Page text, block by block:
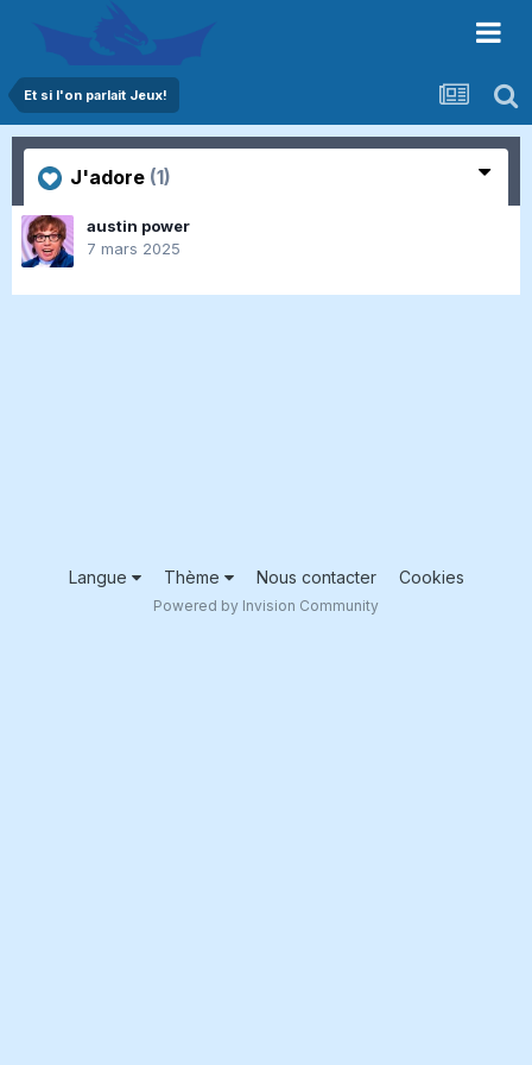
Et si l'on parlait Jeux!
J'adore (1)
austin power
7 mars 2025
Langue Thème Nous contacter Cookies
Powered by Invision Community